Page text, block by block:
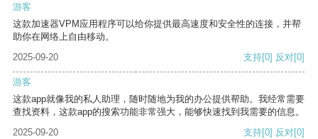
游客
这款加速器VPM应用程序可以给你提供最高速度和安全性的连接，并帮
助你在网络上自由移动。
2025-09-20
支持[0] 反对[0]
游客
这款app就像我的私人助理，随时随地为我的办公提供帮助。我经常需要
查找资料，这款app的搜索功能非常强大，能够快速找到我需要的信息。
2025-09-20
支持[0] 反对[0]